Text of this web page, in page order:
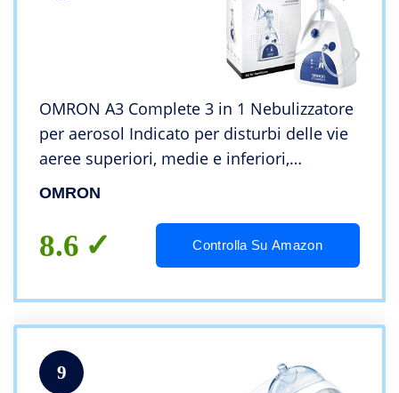
OMRON A3 Complete 3 in 1 Nebulizzatore
per aerosol Indicato per disturbi delle vie
aeree superiori, medie e inferiori,
raffreddori, infezioni, allergie e asma
OMRON
8.6 Controlla Su Amazon
9